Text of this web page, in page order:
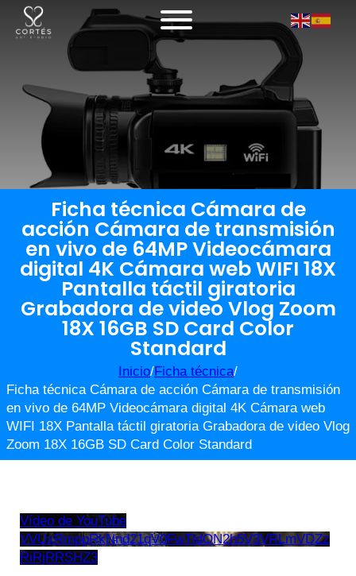
Ficha técnica Cámara de
acción Cámara de transmisión
en vivo de 64MP Videocámara
digital 4K Cámara web WIFI 18X
Pantalla táctil giratoria
Grabadora de video Vlog Zoom
18X 16GB SD Card Color
Standard
Inicio/Ficha técnica/
Ficha técnica Cámara de acción Cámara de transmisión
en vivo de 64MP Videocámara digital 4K Cámara web
WIFI 18X Pantalla táctil giratoria Grabadora de video Vlog
Zoom 18X 16GB SD Card Color Standard
Vídeo de YouTube
VVUxRmppRkNnd21qV0FwTldON2h5V3VRLmVDZz
RiRjRRSHZ3